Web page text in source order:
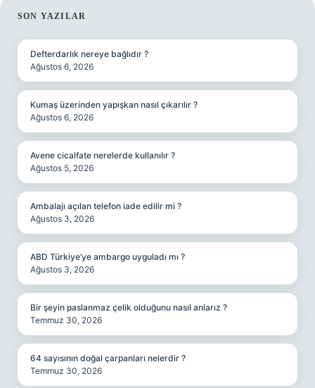
SIDEBAR
SON YAZILAR
Defterdarlık nereye bağlıdır ?
Ağustos 6, 2026
Kumaş üzerinden yapışkan nasıl çıkarılır ?
Ağustos 6, 2026
Avene cicalfate nerelerde kullanılır ?
Ağustos 5, 2026
Ambalajı açılan telefon iade edilir mi ?
Ağustos 3, 2026
ABD Türkiye’ye ambargo uyguladı mı ?
Ağustos 3, 2026
Bir şeyin paslanmaz çelik olduğunu nasıl anlarız ?
Temmuz 30, 2026
64 sayısının doğal çarpanları nelerdir ?
Temmuz 30, 2026